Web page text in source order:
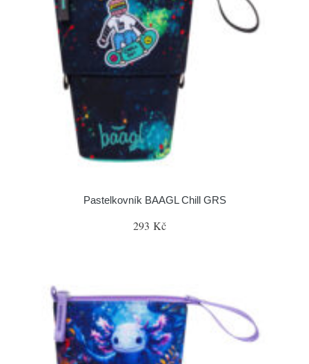
Pastelkovník BAAGL Chill GRS
293 Kč